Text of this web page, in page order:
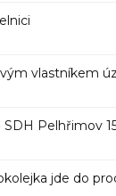
vlastníkem
Pelhřimov
jde do